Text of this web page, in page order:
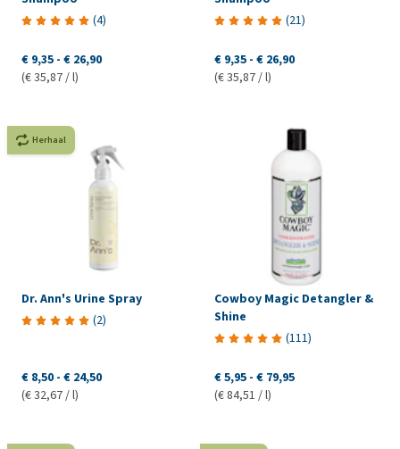
(4)
€ 9,35 - € 26,90
(€ 35,87 / l)
(21)
€ 9,35 - € 26,90
(€ 35,87 / l)
Herhaal
Dr. Ann's Urine Spray
(2)
€ 8,50 - € 24,50
(€ 32,67 / l)
Cowboy Magic Detangler &
Shine
(111)
€ 5,95 - € 79,95
(€ 84,51 / l)